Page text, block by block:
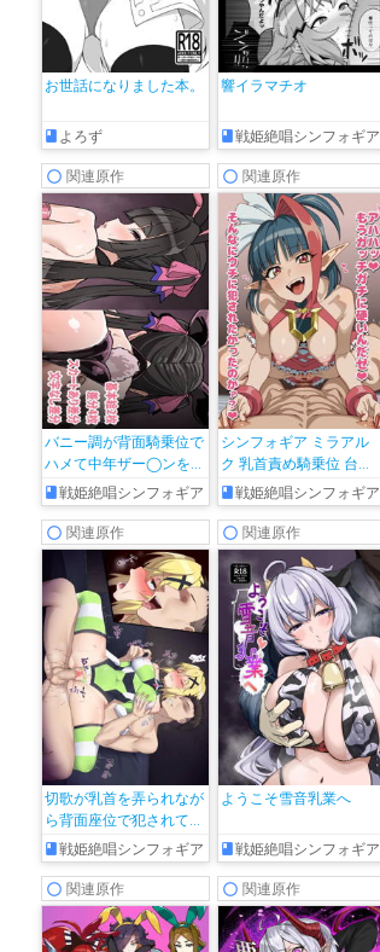
お世話になりました本。
よろず
響イラマチオ
戦姫絶唱シンフォギア
関連原作
バニー調が背面騎乗位で
ハメて中年ザー◯ンをど
ぷどぷ注ぎ込まれちゃう
♡
戦姫絶唱シンフォギア
関連原作
シンフォギア ミラアル
ク 乳首責め騎乗位 台詞
付きCG集
戦姫絶唱シンフォギア
関連原作
切歌が乳首を弄られなが
ら背面座位で犯されて気
持ちよくなっちゃう♡
戦姫絶唱シンフォギア
関連原作
ようこそ雪音乳業へ
戦姫絶唱シンフォギア
関連原作 関連原作